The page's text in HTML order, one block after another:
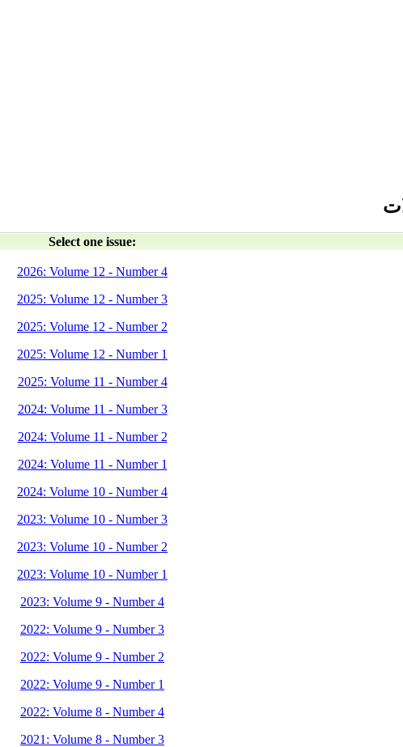
Select one issue:
2026: Volume 12 - Number 4
2025: Volume 12 - Number 3
2025: Volume 12 - Number 2
2025: Volume 12 - Number 1
2025: Volume 11 - Number 4
2024: Volume 11 - Number 3
2024: Volume 11 - Number 2
2024: Volume 11 - Number 1
2024: Volume 10 - Number 4
2023: Volume 10 - Number 3
2023: Volume 10 - Number 2
2023: Volume 10 - Number 1
2023: Volume 9 - Number 4
2022: Volume 9 - Number 3
2022: Volume 9 - Number 2
2022: Volume 9 - Number 1
2022: Volume 8 - Number 4
2021: Volume 8 - Number 3